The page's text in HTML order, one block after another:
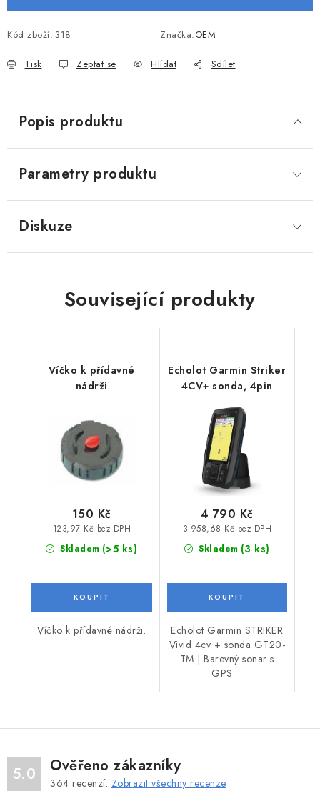
Doprava a platba
Reklamace
Kód zboží: 318 Značka:OEM
Tisk Zeptat se Hlídat Sdílet
Popis produktu
Parametry produktu
Diskuze
Související produkty
Víčko k přídavné
nádrži
Skladem (>5 ks)
123,97 Kč bez DPH
150 Kč
Víčko k přídavné nádrži.
Echolot Garmin Striker
4CV+ sonda, 4pin
Skladem (3 ks)
3 958,68 Kč bez DPH
4 790 Kč
Echolot Garmin STRIKER
Vivid 4cv + sonda GT20-
TM | Barevný sonar s
GPS
5.0 Ověřeno zákazníky
364 recenzí. Zobrazit všechny recenze